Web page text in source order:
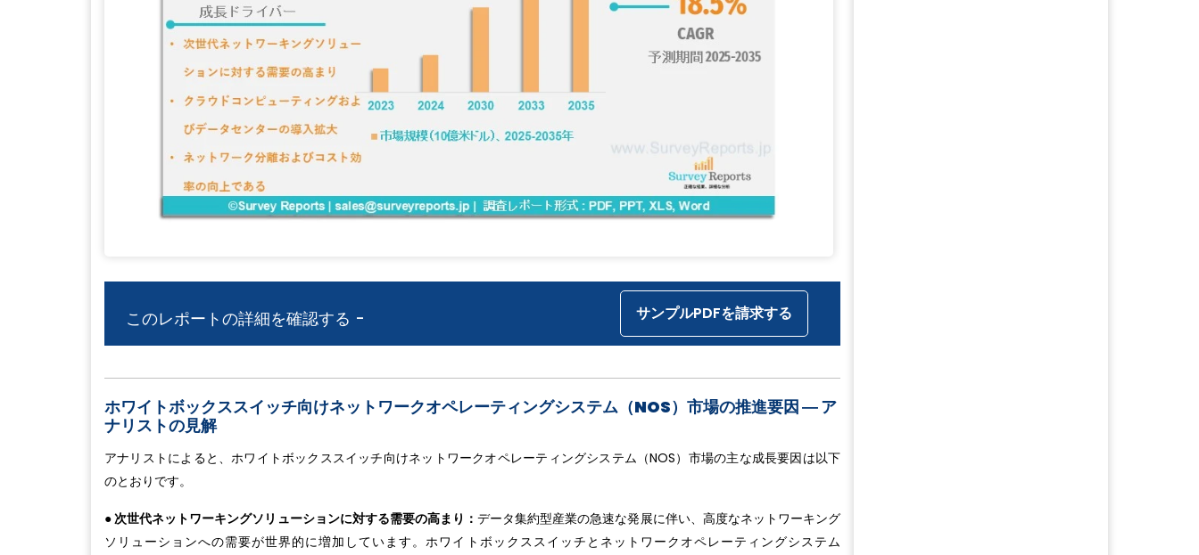
このレポートの詳細を確認する - サンプルPDFを請求する
ホワイトボックススイッチ向けネットワークオペレーティングシステム（NOS）市場の推進要因 ― ア
ナリストの見解
アナリストによると、ホワイトボックススイッチ向けネットワークオペレーティングシステム（NOS）市場の主な成長要因は以下
のとおりです。
● 次世代ネットワーキングソリューションに対する需要の高まり：データ集約型産業の急速な発展に伴い、高度なネットワーキング
ソリューションへの需要が世界的に増加しています。ホワイトボックススイッチとネットワークオペレーティングシステム